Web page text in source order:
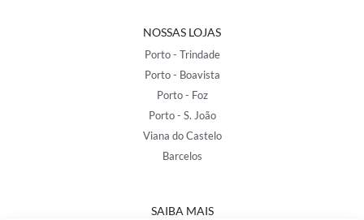
NOSSAS LOJAS
Porto - Trindade
Porto - Boavista
Porto - Foz
Porto - S. João
Viana do Castelo
Barcelos
SAIBA MAIS